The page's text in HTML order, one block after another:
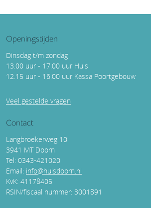
Openingstijden
Dinsdag t/m zondag
13.00 uur - 17.00 uur Huis
12.15 uur - 16.00 uur Kassa Poortgebouw
Veel gestelde vragen
Contact
Langbroekerweg 10
3941 MT Doorn
Tel: 0343-421020
Email: info@huisdoorn.nl
KvK: 41178405
RSIN/fiscaal nummer: 3001891